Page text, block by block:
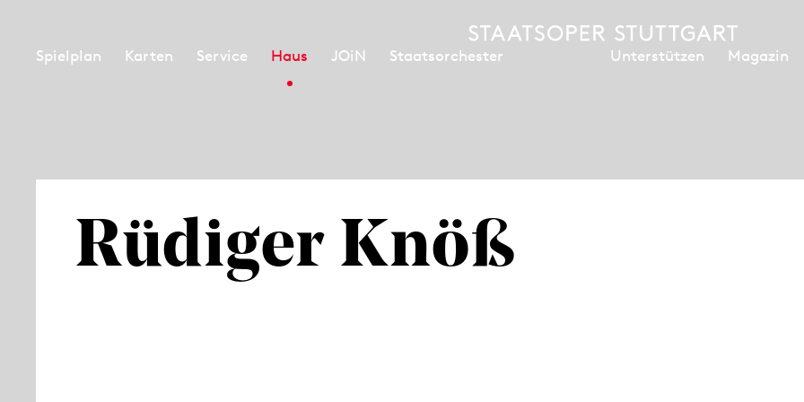
Spielplan Karten Service Haus JOiN Staatsorchester Unterstützen Magazin
Rüdiger Knöß